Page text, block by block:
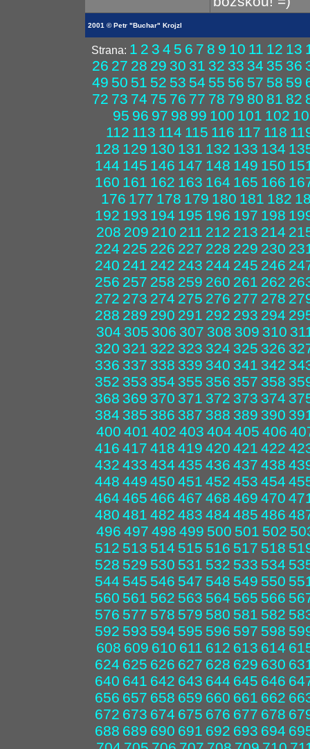
2001 © Petr "Buchar" Krojzl
Strana: 1 2 3 4 5 6 7 8 9 10 11 12 13
26 27 28 29 30 31 32 33 34 35 36
49 50 51 52 53 54 55 56 57 58 59
72 73 74 75 76 77 78 79 80 81 82
95 96 97 98 99 100 101 102
112 113 114 115 116 117 118
128 129 130 131 132 133 134
144 145 146 147 148 149 150
160 161 162 163 164 165 166
176 177 178 179 180 181 182
192 193 194 195 196 197 198
208 209 210 211 212 213 214
224 225 226 227 228 229 230
240 241 242 243 244 245 246
256 257 258 259 260 261 262
272 273 274 275 276 277 278
288 289 290 291 292 293 294
304 305 306 307 308 309 310
320 321 322 323 324 325 326
336 337 338 339 340 341 342
352 353 354 355 356 357 358
368 369 370 371 372 373 374
384 385 386 387 388 389 390
400 401 402 403 404 405 406
416 417 418 419 420 421 422
432 433 434 435 436 437 438
448 449 450 451 452 453 454
464 465 466 467 468 469 470
480 481 482 483 484 485 486
496 497 498 499 500 501 502
512 513 514 515 516 517 518
528 529 530 531 532 533 534
544 545 546 547 548 549 550
560 561 562 563 564 565 566
576 577 578 579 580 581 582
592 593 594 595 596 597 598
608 609 610 611 612 613 614
624 625 626 627 628 629 630
640 641 642 643 644 645 646
656 657 658 659 660 661 662
672 673 674 675 676 677 678
688 689 690 691 692 693 694